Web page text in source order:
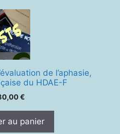
de l’aphasie,
du HDAE-F
€
au panier